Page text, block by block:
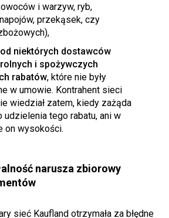
i warzyw, ryb,
przekąsek, czy
niektórych dostawców
i spożywczych
rabatów, które nie były
w umowie. Kontrahent sieci
wiedział zatem, kiedy zażąda
udzielenia tego rabatu, ani w
on wysokości.
narusza zbiorowy
sieć Kaufland otrzymała za błędne